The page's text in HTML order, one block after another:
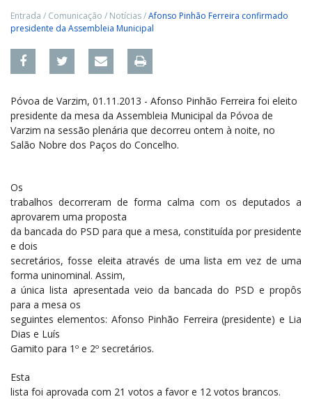
Entrada / Comunicação / Notícias/Afonso Pinhão Ferreira confirmado
presidente da Assembleia Municipal
Póvoa de Varzim, 01.11.2013 - Afonso Pinhão Ferreira foi eleito
presidente da mesa da Assembleia Municipal da Póvoa de
Varzim na sessão plenária que decorreu ontem à noite, no
Salão Nobre dos Paços do Concelho.
Os
trabalhos decorreram de forma calma com os deputados a
aprovarem uma proposta
da bancada do PSD para que a mesa, constituída por presidente
e dois
secretários, fosse eleita através de uma lista em vez de uma
forma uninominal. Assim,
a única lista apresentada veio da bancada do PSD e propôs
para a mesa os
seguintes elementos: Afonso Pinhão Ferreira (presidente) e Lia
Dias e Luís
Gamito para 1º e 2º secretários.
Esta
lista foi aprovada com 21 votos a favor e 12 votos brancos.